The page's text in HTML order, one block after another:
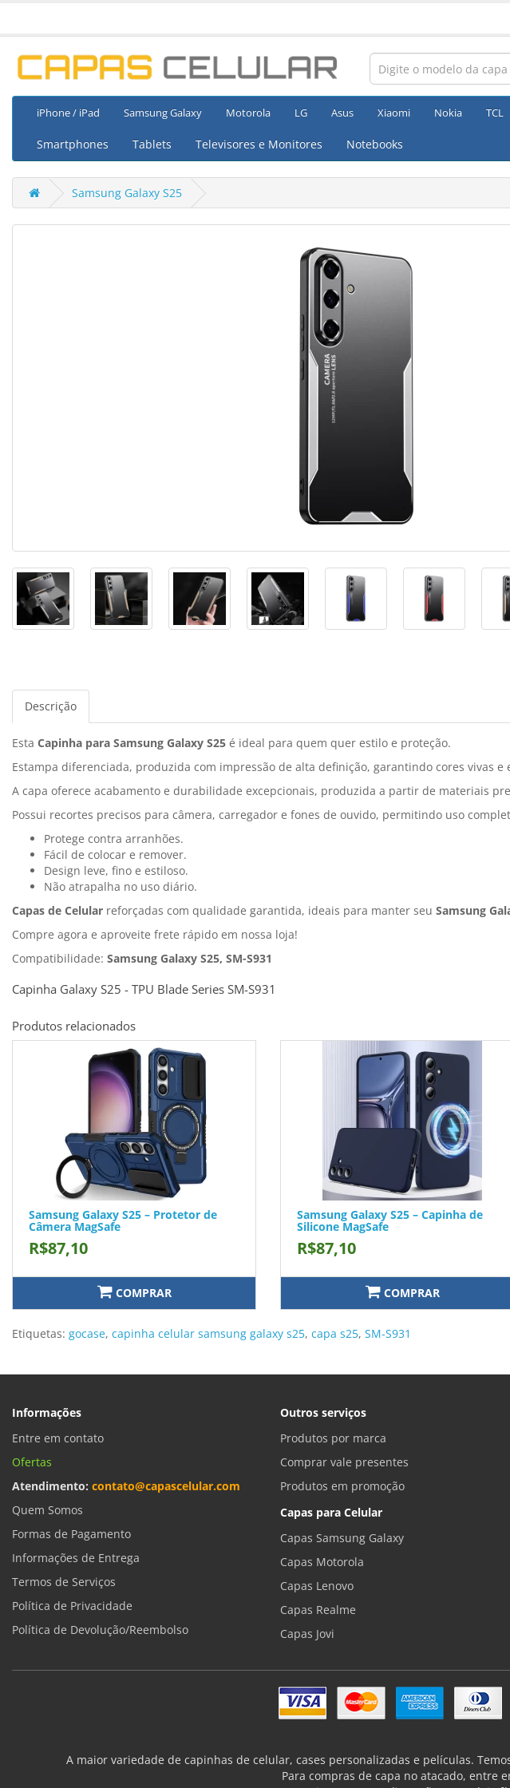
iPhone / iPad Samsung Galaxy Motorola LG Asus Xiaomi Nokia TCL
Smartphones Tablets Televisores e Monitores Notebooks
Samsung Galaxy S25
Descrição
Esta Capinha para Samsung Galaxy S25 é ideal para quem quer estilo e proteção.
Estampa diferenciada, produzida com impressão de alta definição, garantindo cores vivas e
A capa oferece acabamento e durabilidade excepcionais, produzida a partir de materiais
Possui recortes precisos para câmera, carregador e fones de ouvido, permitindo uso
Protege contra arranhões.
Fácil de colocar e remover.
Design leve, fino e estiloso.
Não atrapalha no uso diário.
Capas de Celular reforçadas com qualidade garantida, ideais para manter seu Samsung
Compre agora e aproveite frete rápido em nossa loja!
Compatibilidade: Samsung Galaxy S25, SM-S931
Capinha Galaxy S25 - TPU Blade Series SM-S931
Produtos relacionados
Samsung Galaxy S25 – Protetor de
Câmera MagSafe
R$87,10
COMPRAR
Samsung Galaxy S25 – Capinha de
Silicone MagSafe
R$87,10
COMPRAR
Etiquetas: gocase, capinha celular samsung galaxy s25, capa s25, SM-S931
Informações
Entre em contato
Ofertas
Atendimento: contato@capascelular.com
Quem Somos
Formas de Pagamento
Informações de Entrega
Termos de Serviços
Política de Privacidade
Política de Devolução/Reembolso
Outros serviços
Produtos por marca
Comprar vale presentes
Produtos em promoção
Capas para Celular
Capas Samsung Galaxy
Capas Motorola
Capas Lenovo
Capas Realme
Capas Jovi
A maior variedade de capinhas de celular, cases personalizadas e películas.
Para compras de capa no atacado, entre